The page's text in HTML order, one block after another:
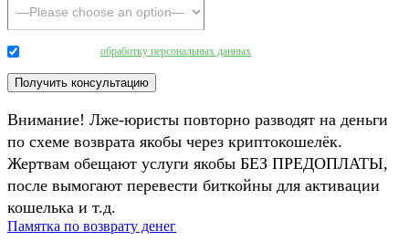
обработку персональных данных
Внимание! Лже-юристы повторно разводят на деньги
по схеме возврата якобы через криптокошелёк.
Жертвам обещают услуги якобы БЕЗ ПРЕДОПЛАТЫ,
после вымогают перевести биткойны для активации
кошелька и т.д.
Памятка по возврату денег